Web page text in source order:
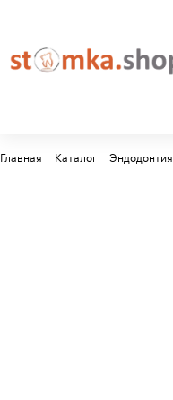
Главная Каталог Эндодонтия